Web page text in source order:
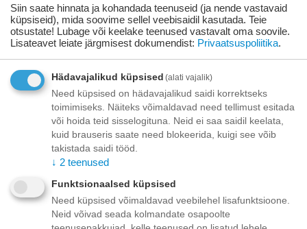
€352
Toode on
saadaval:
07/08/2026
+ Korvis
Lisage sooviloendisse
Kohaletoimetamine
Tasuta kohaletoimetamine teie ukse taha tellimustele üle
Siin saate hinnata ja kohandada teenuseid (ja nende vastavaid
küpsiseid), mida soovime sellel veebisaidil kasutada. Teie
otsustate! Lubage või keelake teenused vastavalt oma soovile.
Lisateavet leiate järgmisest dokumendist: Privaatsuspoliitika.
Hädavajalikud küpsised (alati vajalik)
Need küpsised on hädavajalikud saidi korrektseks
toimimiseks. Näiteks võimaldavad need tellimust esitada
või hoida teid sisselogituna. Neid ei saa saidil keelata,
kuid brauseris saate need blokeerida, kuigi see võib
takistada saidi tööd.
↓ 2 teenused
Funktsionaalsed küpsised
Need küpsised võimaldavad veebilehel lisafunktsioone.
Neid võivad seada kolmandate osapoolte